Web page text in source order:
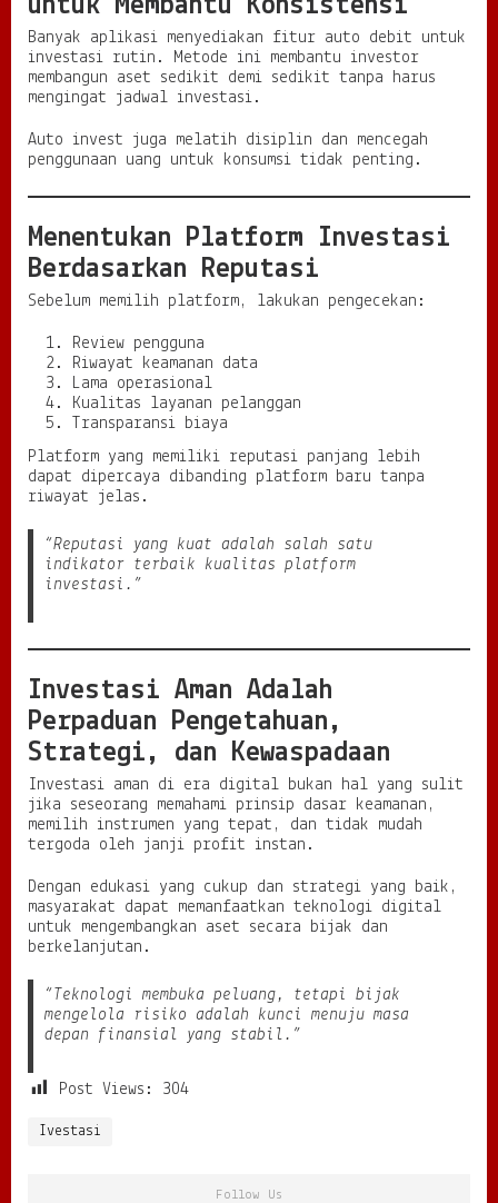
untuk Membantu Konsistensi
Banyak aplikasi menyediakan fitur auto debit untuk
investasi rutin. Metode ini membantu investor
membangun aset sedikit demi sedikit tanpa harus
mengingat jadwal investasi.
Auto invest juga melatih disiplin dan mencegah
penggunaan uang untuk konsumsi tidak penting.
Menentukan Platform Investasi
Berdasarkan Reputasi
Sebelum memilih platform, lakukan pengecekan:
Review pengguna
Riwayat keamanan data
Lama operasional
Kualitas layanan pelanggan
Transparansi biaya
Platform yang memiliki reputasi panjang lebih
dapat dipercaya dibanding platform baru tanpa
riwayat jelas.
“Reputasi yang kuat adalah salah satu
indikator terbaik kualitas platform
investasi.”
Investasi Aman Adalah
Perpaduan Pengetahuan,
Strategi, dan Kewaspadaan
Investasi aman di era digital bukan hal yang sulit
jika seseorang memahami prinsip dasar keamanan,
memilih instrumen yang tepat, dan tidak mudah
tergoda oleh janji profit instan.
Dengan edukasi yang cukup dan strategi yang baik,
masyarakat dapat memanfaatkan teknologi digital
untuk mengembangkan aset secara bijak dan
berkelanjutan.
“Teknologi membuka peluang, tetapi bijak
mengelola risiko adalah kunci menuju masa
depan finansial yang stabil.”
Post Views: 304
Ivestasi
Follow Us